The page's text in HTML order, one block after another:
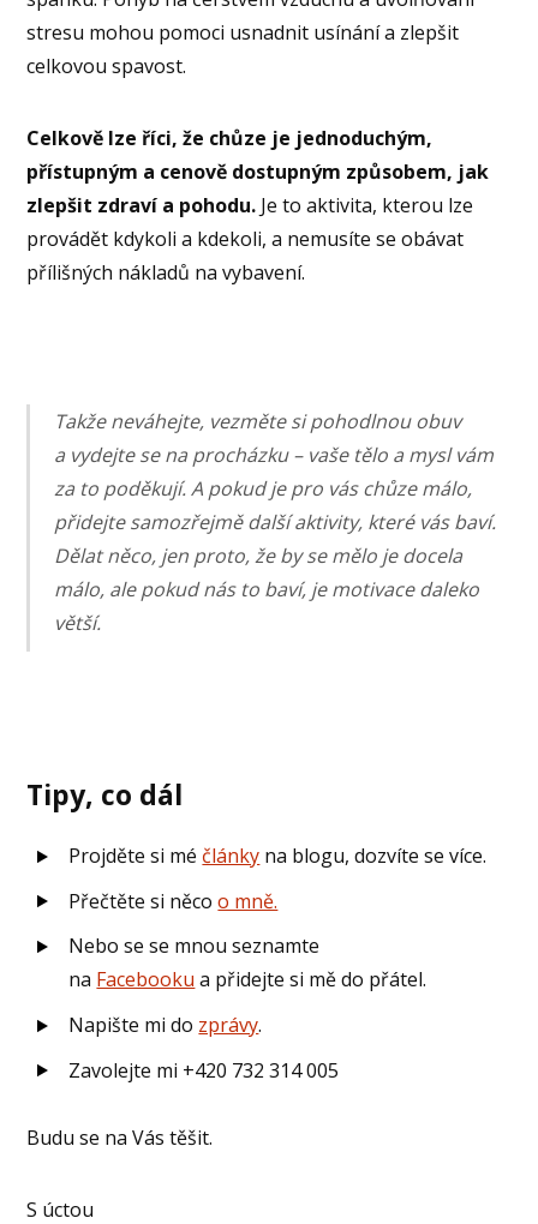
stresu mohou pomoci usnadnit usínání a zlepšit
celkovou spavost.
Celkově lze říci, že chůze je jednoduchým,
přístupným a cenově dostupným způsobem, jak
zlepšit zdraví a pohodu. Je to aktivita, kterou lze
provádět kdykoli a kdekoli, a nemusíte se obávat
přílišných nákladů na vybavení.
Takže neváhejte, vezměte si pohodlnou obuv
a vydejte se na procházku – vaše tělo a mysl vám
za to poděkují. A pokud je pro vás chůze málo,
přidejte samozřejmě další aktivity, které vás baví.
Dělat něco, jen proto, že by se mělo je docela
málo, ale pokud nás to baví, je motivace daleko
větší.
Tipy, co dál
Projděte si mé články na blogu, dozvíte se více.
Přečtěte si něcoo mně.
Nebo se se mnou seznamte
na Facebooku a přidejte si mě do přátel.
Napište mi do zprávy.
Zavolejte mi +420 732 314 005
Budu se na Vás těšit.
S úctou